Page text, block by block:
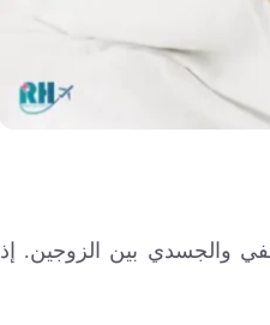
والجسدي بين الزوجين. إذ